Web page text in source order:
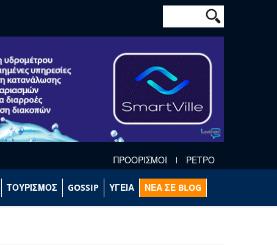
Φόρμα
Αναζήτηση
ΠΡΟΟΡΙΣΜΟΙ ΡΕΤΡΟ
ΤΟΥΡΙΣΜΟΣ GOSSIP ΥΓΕΙΑ ΝΕΑ ΣΕ BLOG